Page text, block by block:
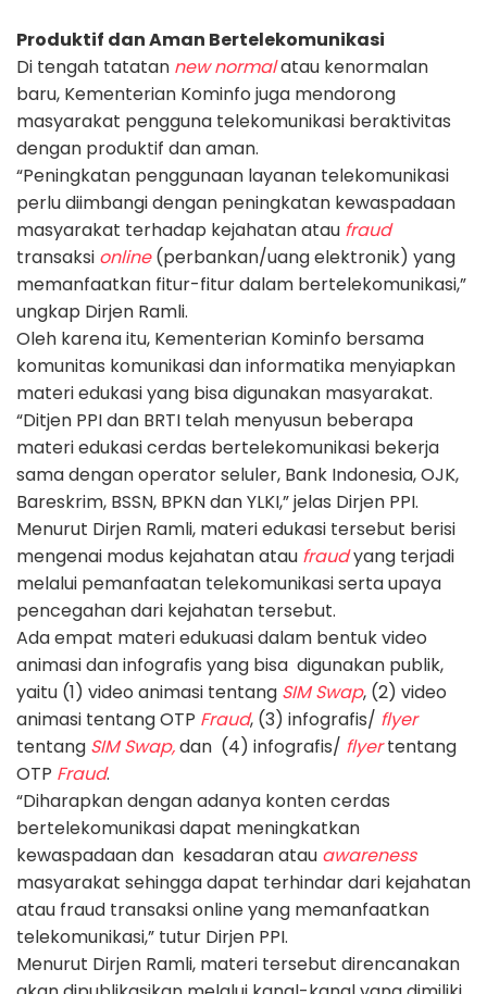
Produktif dan Aman Bertelekomunikasi
Di tengah tatatan new normalatau kenormalan
baru, Kementerian Kominfo juga mendorong
masyarakat pengguna telekomunikasi beraktivitas
dengan produktif dan aman.
“Peningkatan penggunaan layanan telekomunikasi
perlu diimbangi dengan peningkatan kewaspadaan
masyarakat terhadap kejahatan atau fraud
transaksi online(perbankan/uang elektronik) yang
memanfaatkan fitur-fitur dalam bertelekomunikasi,”
ungkap Dirjen Ramli.
Oleh karena itu, Kementerian Kominfo bersama
komunitas komunikasi dan informatika menyiapkan
materi edukasi yang bisa digunakan masyarakat.
“Ditjen PPI dan BRTI telah menyusun beberapa
materi edukasi cerdas bertelekomunikasi bekerja
sama dengan operator seluler, Bank Indonesia, OJK,
Bareskrim, BSSN, BPKN dan YLKI,” jelas Dirjen PPI.
Menurut Dirjen Ramli, materi edukasi tersebut berisi
mengenai modus kejahatan atau fraudyang terjadi
melalui pemanfaatan telekomunikasi serta upaya
pencegahan dari kejahatan tersebut.
Ada empat materi edukuasi dalam bentuk video
animasi dan infografis yang bisa digunakan publik,
yaitu (1) video animasi tentang SIM Swap, (2) video
animasi tentang OTP Fraud, (3) infografis/ flyer
tentang SIM Swap,dan (4) infografis/ flyertentang
OTP Fraud.
“Diharapkan dengan adanya konten cerdas
bertelekomunikasi dapat meningkatkan
kewaspadaan dan kesadaran atau awareness
masyarakat sehingga dapat terhindar dari kejahatan
atau fraud transaksi online yang memanfaatkan
telekomunikasi,” tutur Dirjen PPI.
Menurut Dirjen Ramli, materi tersebut direncanakan